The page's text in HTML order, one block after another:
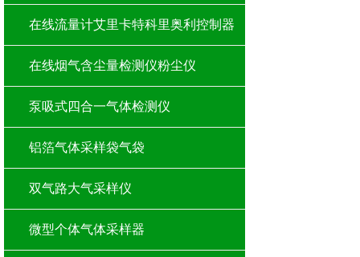
在线流量计艾里卡特科里奥利控制器
在线烟气含尘量检测仪粉尘仪
泵吸式四合一气体检测仪
铝箔气体采样袋气袋
双气路大气采样仪
微型个体气体采样器